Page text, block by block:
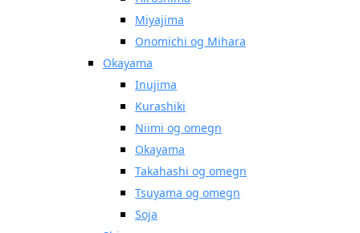
Miyajima
Onomichi og Mihara
Okayama
Inujima
Kurashiki
Niimi og omegn
Okayama
Takahashi og omegn
Tsuyama og omegn
Soja